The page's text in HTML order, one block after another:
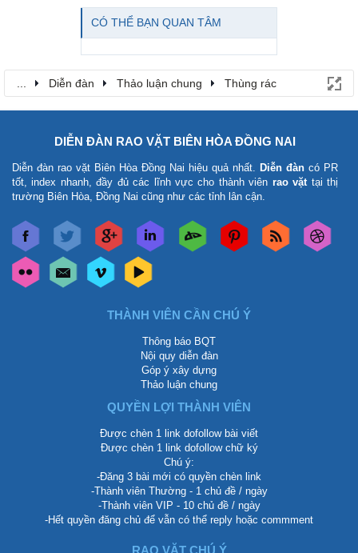
CÓ THỂ BẠN QUAN TÂM
Diễn đàn Thảo luận chung Thùng rác
DIỄN ĐÀN RAO VẶT BIÊN HÒA ĐỒNG NAI
Diễn đàn rao vặt Biên Hòa Đồng Nai hiệu quả nhất. Diễn đàn có PR
tốt, index nhanh, đầy đủ các lĩnh vực cho thành viên rao vặt tại thị
trường Biên Hòa, Đồng Nai cũng như các tỉnh lân cận.
THÀNH VIÊN CẦN CHÚ Ý
Thông báo BQT
Nội quy diễn đàn
Góp ý xây dựng
Thảo luận chung
QUYỀN LỢI THÀNH VIÊN
Được chèn 1 link dofollow bài viết
Được chèn 1 link dofollow chữ ký
Chú ý:
-Đăng 3 bài mới có quyền chèn link
-Thành viên Thường - 1 chủ đề / ngày
-Thành viên VIP - 10 chủ đề / ngày
-Hết quyền đăng chủ để vẫn có thể reply hoặc commment
RAO VẶT CHÚ Ý